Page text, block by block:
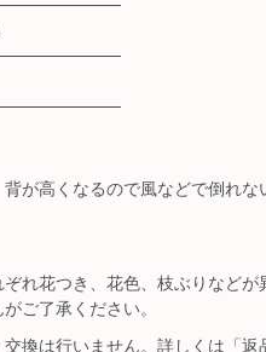
が高くなるので風などで倒れな
れ花つき、花色、枝ぶりなど
ご了承ください。
換は行いません。詳しくは「返